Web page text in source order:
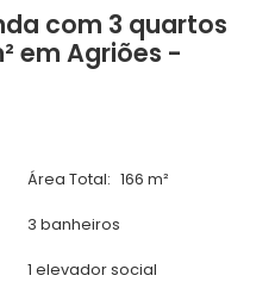
com 3 quartos
em Agriões -
Área Total: 166 m²
3 banheiros
1 elevador social